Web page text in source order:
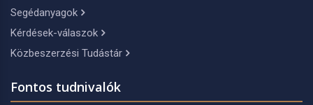
Segédanyagok
Kérdések-válaszok
Közbeszerzési Tudástár
Fontos tudnivalók